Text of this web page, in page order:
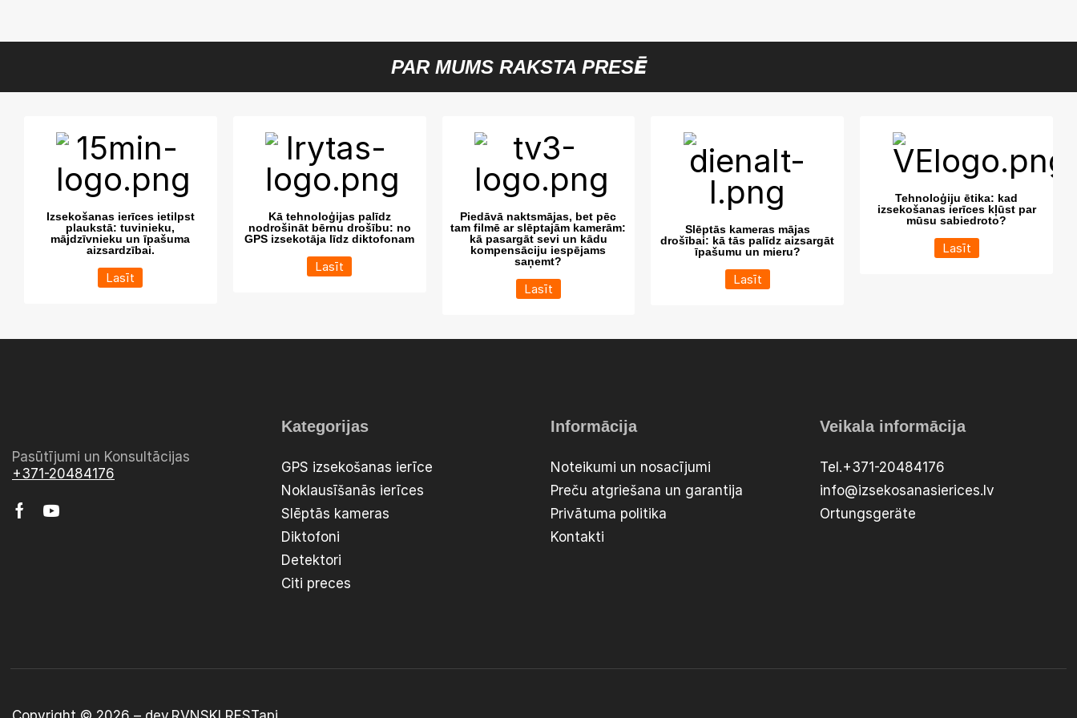
PAR MUMS RAKSTA PRESĒ
Izsekošanas ierīces ietilpst
plaukstā: tuvinieku,
mājdzīvnieku un īpašuma
aizsardzībai.
Lasīt
Kā tehnoloģijas palīdz
nodrošināt bērnu drošību: no
GPS izsekotāja līdz diktofonam
Lasīt
Piedāvā naktsmājas, bet pēc
tam filmē ar slēptajām kamerām:
kā pasargāt sevi un kādu
kompensāciju iespējams
saņemt?
Lasīt
Slēptās kameras mājas
drošībai: kā tās palīdz aizsargāt
īpašumu un mieru?
Lasīt
Tehnoloģiju ētika: kad
izsekošanas ierīces kļūst par
mūsu sabiedroto?
Lasīt
Pasūtījumi un Konsultācijas
+371-20484176
Kategorijas
GPS izsekošanas ierīce
Noklausīšanās ierīces
Slēptās kameras
Diktofoni
Detektori
Citi preces
Informācija
Noteikumi un nosacījumi
Preču atgriešana un garantija
Privātuma politika
Kontakti
Veikala informācija
Tel.+371-20484176
info@izsekosanasierices.lv
Ortungsgeräte